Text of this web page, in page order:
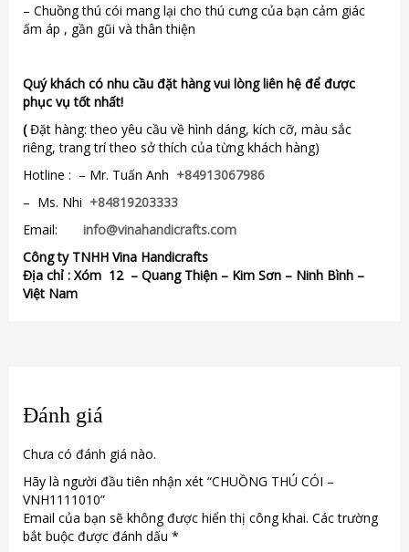
– Chuồng thú cói mang lại cho thú cưng của bạn cảm giác
ấm áp , gần gũi và thân thiện
Quý khách có nhu cầu đặt hàng vui lòng liên hệ để được
phục vụ tốt nhất!
(Đặt hàng: theo yêu cầu về hình dáng, kích cỡ, màu sắc
riêng, trang trí theo sở thích của từng khách hàng)
Hotline : – Mr. Tuấn Anh +84913067986
– Ms. Nhi +84819203333
Email: info@vinahandicrafts.com
Công ty TNHH Vina Handicrafts
Địa chỉ : Xóm 12– Quang Thiện – Kim Sơn – Ninh Bình –
Việt Nam
Đánh giá
Chưa có đánh giá nào.
Hãy là người đầu tiên nhận xét “CHUỒNG THÚ CÓI –
VNH1111010”
Email của bạn sẽ không được hiển thị công khai. Các trường
bắt buộc được đánh dấu *